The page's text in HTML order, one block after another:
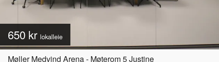
650 kr lokalleie
Møller Medvind Arena - Møterom 5 Justine